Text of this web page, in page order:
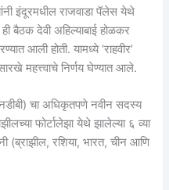
इंदूरमधील राजवाडा पॅलेस येथे
बैठक देवी अहिल्याबाई होळकर
आली होती. यामध्ये ‘राहवीर’
महत्त्वाचे निर्णय घेण्यात आले.
चा अधिकृतपणे नवीन सदस्य
फोर्टालेझा येथे झालेल्या ६ व्या
(ब्राझील, रशिया, भारत, चीन आणि